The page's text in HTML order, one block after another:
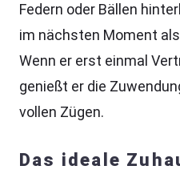
Federn oder Bällen
im nächsten Moment als
Wenn er erst einmal
genießt er die
vollen Zügen.
Das ideale